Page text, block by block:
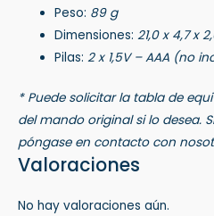
Peso: 89 g
Dimensiones:21,0 x 4,7 x
Pilas:2 x 1,5V – AAA (no
* Puede solicitar la tabla de
del mando original si lo desea.
póngase en contacto con
Valoraciones
No hay valoraciones aún.